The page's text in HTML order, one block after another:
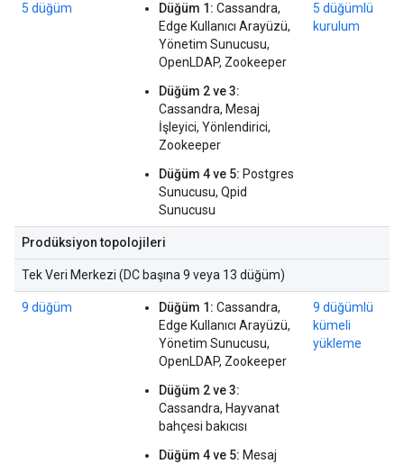
5 düğüm Düğüm 1: Cassandra,
Edge Kullanıcı Arayüzü,
Yönetim Sunucusu,
OpenLDAP, Zookeeper
Düğüm 2 ve 3:
Cassandra, Mesaj
İşleyici, Yönlendirici,
Zookeeper
Düğüm 4 ve 5: Postgres
Sunucusu, Qpid
Sunucusu
5 düğümlü
kurulum
Prodüksiyon topolojileri
Tek Veri Merkezi (DC başına 9 veya 13 düğüm)
9 düğüm Düğüm 1: Cassandra,
Edge Kullanıcı Arayüzü,
Yönetim Sunucusu,
OpenLDAP, Zookeeper
Düğüm 2 ve 3:
Cassandra, Hayvanat
bahçesi bakıcısı
Düğüm 4 ve 5: Mesaj
9 düğümlü
kümeli
yükleme